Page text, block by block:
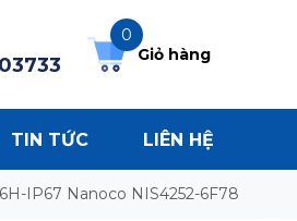
0
Giỏ hàng
TIN TỨC LIÊN HỆ
IP67 Nanoco NIS4252-6F78